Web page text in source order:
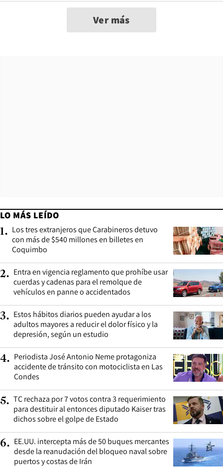
Ver más
LO MÁS LEÍDO
1. Los tres extranjeros que Carabineros detuvo
con más de $540 millones en billetes en
Coquimbo
2. Entra en vigencia reglamento que prohíbe usar
cuerdas y cadenas para el remolque de
vehículos en panne o accidentados
3. Estos hábitos diarios pueden ayudar a los
adultos mayores a reducir el dolor físico y la
depresión, según un estudio
4. Periodista José Antonio Neme protagoniza
accidente de tránsito con motociclista en Las
Condes
5. TC rechaza por 7 votos contra 3 requerimiento
para destituir al entonces diputado Kaiser tras
dichos sobre el golpe de Estado
6. EE.UU. intercepta más de 50 buques mercantes
desde la reanudación del bloqueo naval sobre
puertos y costas de Irán